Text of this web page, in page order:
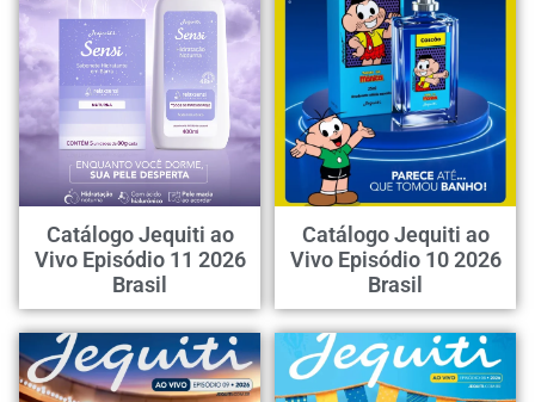
Catálogo Jequiti ao
Vivo Episódio 11 2026
Brasil
Catálogo Jequiti ao
Vivo Episódio 10 2026
Brasil